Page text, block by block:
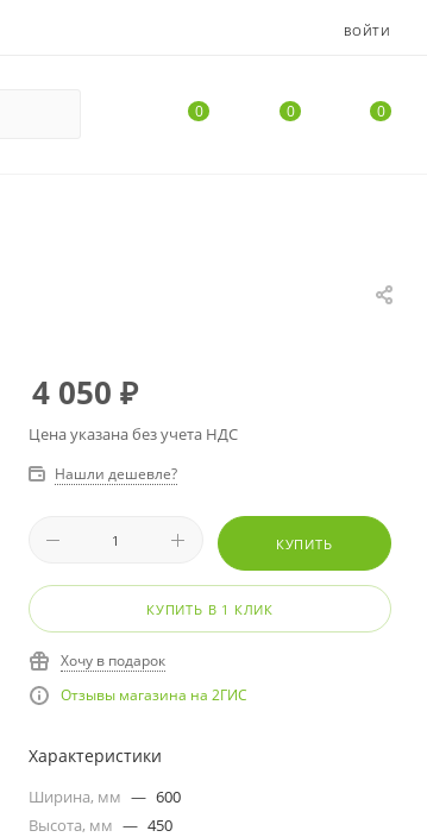
ВОЙТИ
0 0 0
4 050 ₽
Цена указана без учета НДС
Нашли дешевле?
КУПИТЬ
КУПИТЬ В 1 КЛИК
Хочу в подарок
Отзывы магазина на 2ГИС
Характеристики
Ширина, мм — 600
Высота, мм — 450